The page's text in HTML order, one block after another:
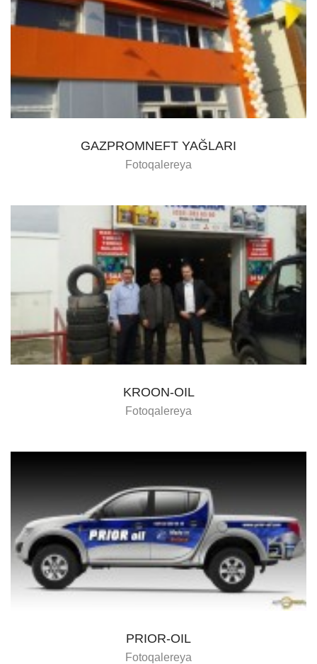
GAZPROMNEFT YAĞLARI
Fotoqalereya
KROON-OIL
Fotoqalereya
PRIOR-OIL
Fotoqalereya